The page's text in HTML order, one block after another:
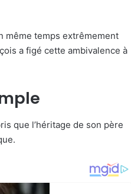
même temps extrêmement
a figé cette ambivalence à
que l’héritage de son père